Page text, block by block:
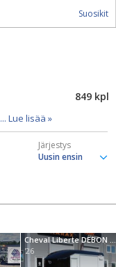
Suosikit
849 kpl
... Lue lisää »
Järjestys
'26